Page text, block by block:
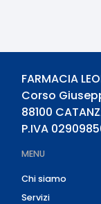
FARMACIA
Corso
88100
P.IVA
MENU
Chi siamo
Servizi